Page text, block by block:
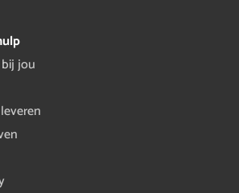
jou